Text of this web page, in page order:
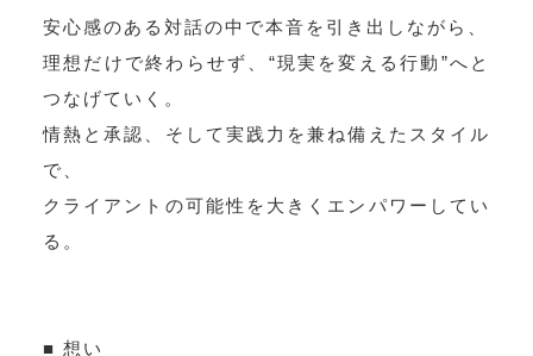
安心感のある対話の中で本音を引き出しながら、
理想だけで終わらせず、“現実を変える行動”へと
つなげていく。
情熱と承認、そして実践力を兼ね備えたスタイル
で、
クライアントの可能性を大きくエンパワーしてい
る。
■ 想い